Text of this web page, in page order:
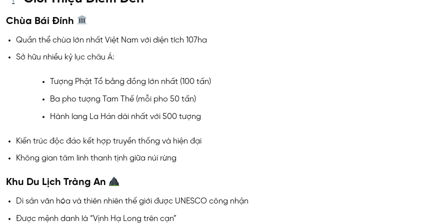
Chùa Bái Đính
Quần thể chùa lớn nhất Việt Nam với diện tích 107ha
Sở hữu nhiều kỷ lục châu Á:
Tượng Phật Tổ bằng đồng lớn nhất (100 tấn)
Ba pho tượng Tam Thế (mỗi pho 50 tấn)
Hành lang La Hán dài nhất với 500 tượng
Kiến trúc độc đáo kết hợp truyền thống và hiện đại
Không gian tâm linh thanh tịnh giữa núi rừng
Khu Du Lịch Tràng An
Di sản văn hóa và thiên nhiên thế giới được UNESCO công nhận
Được mệnh danh là “Vịnh Hạ Long trên cạn”